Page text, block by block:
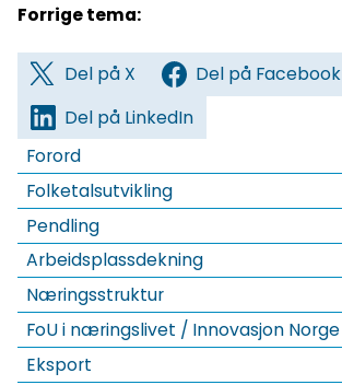
Forrige tema:
Del på X
Del på Facebook
Del på LinkedIn
Forord
Folketalsutvikling
Pendling
Arbeidsplassdekning
Næringsstruktur
FoU i næringslivet / Innovasjon Norge
Eksport